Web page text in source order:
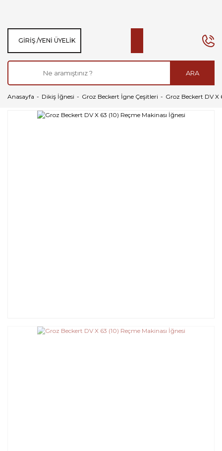
ARA
GIRIŞ /YENI ÜYELIK
Anasayfa Dikiş İğnesi Groz Beckert İgne Çeşitleri Groz Beckert DV X